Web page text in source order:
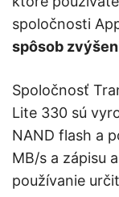
spoločnosti
spôsob
Spoločnosť
Lite 330 sú
NAND flash a
MB/s a zápisu
používanie